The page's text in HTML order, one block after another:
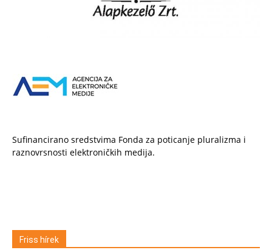
Sufinancirano sredstvima Fonda za poticanje pluralizma i
raznovrsnosti elektroničkih medija.
Friss hírek